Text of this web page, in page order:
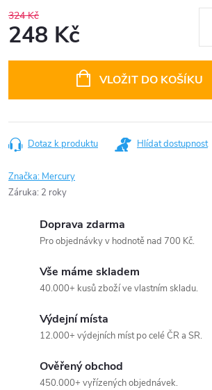
324 Kč
248 Kč
VLOŽIT DO KOŠÍKU
Dotaz k produktu Hlídat dostupnost
Značka: Mercury
Záruka: 2 roky
Doprava zdarma
Pro objednávky v hodnotě nad 700 Kč.
Vše máme skladem
40.000+ kusů zboží ve vlastním skladu.
Výdejní místa
12.000+ výdejních míst po celé ČR a SR.
Ověřený obchod
450.000+ vyřízených objednávek.